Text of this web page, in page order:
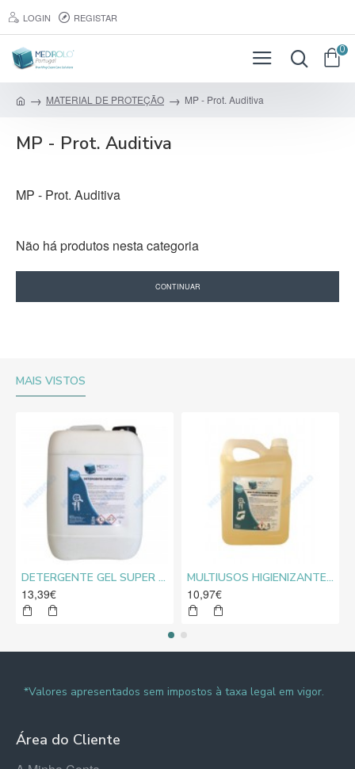
LOGIN REGISTAR
0
MATERIAL DE PROTEÇÃO MP - Prot. Auditiva
MP - Prot. Auditiva
MP - Prot. Auditiva
Não há produtos nesta categoria
CONTINUAR
MAIS VISTOS
DETERGENTE GEL SUPER CLORO MEDIROLO® 10L
13,39€
MULTIUSOS HIGIENIZANTE DESENGORDURANTE NEUTRO MEDIROLO® 5L
10,97€
*Valores apresentados sem impostos à taxa legal em vigor.
Área do Cliente